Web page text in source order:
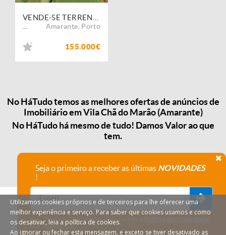
Amarante Porto
155.000€
No HáTudo temos as melhores ofertas de anúncios de
Imobiliário em Vila Chã do Marão (Amarante)
No HáTudo há mesmo de tudo! Damos Valor ao que
tem.
Seja o primeiro a receber as últimas NOVIDADES
!
Declaro que compreendi e aceito a Política de privacidade
do HáTudo.
Utilizamos cookies próprios e de terceiros para lhe oferecer uma
melhor experiência e serviço. Para saber que cookies usamos e como
os desativar, leia a política de cookies.
Ao ignorar ou fechar esta mensagem, e exceto se tiver desativado as